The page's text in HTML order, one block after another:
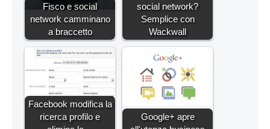
Fisco e social
network camminano
a braccetto
social network?
Semplice con
Wackwall
Facebook modifica la
ricerca profilo e
Google+ apre